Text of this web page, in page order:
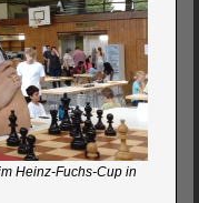
Heinz-Fuchs-Cup in